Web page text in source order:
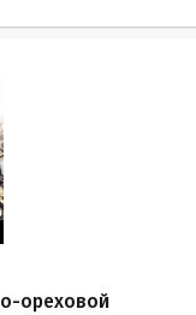
ореховой